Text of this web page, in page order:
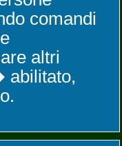
comandi
altri
abilitato,